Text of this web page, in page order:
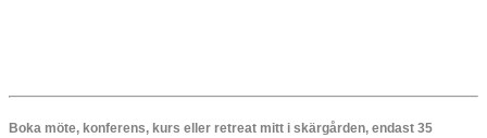
Boka möte, konferens, kurs eller retreat mitt i skärgården, endast 35